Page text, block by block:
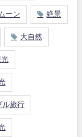
ーン 絶景
大自然
光
ル旅行